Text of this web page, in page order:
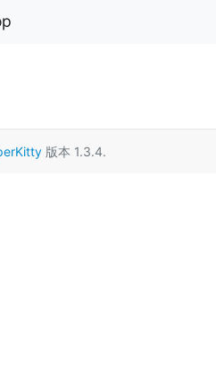
版本 1.3.4.